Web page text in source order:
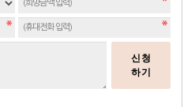
신청
하기